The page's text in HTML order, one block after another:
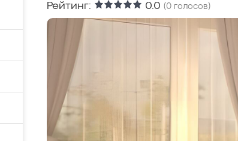
Рейтинг: 0.0 (0 голосов)